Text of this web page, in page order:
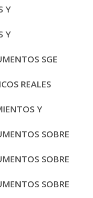
Y
Y
SGE
REALES
Y
SOBRE
SOBRE
SOBRE